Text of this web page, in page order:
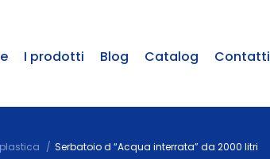
I prodotti Blog Catalog Contatti
Serbatoio d “Acqua interrata” da 2000 litri